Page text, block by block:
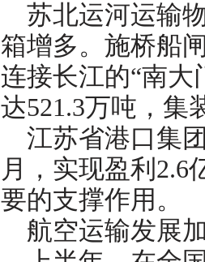
苏北运河运输
箱增多。施桥船
连接长江的“南大
达521.3万吨，集
江苏省港口集
月，实现盈利2.6
要的支撑作用。
航空运输发展